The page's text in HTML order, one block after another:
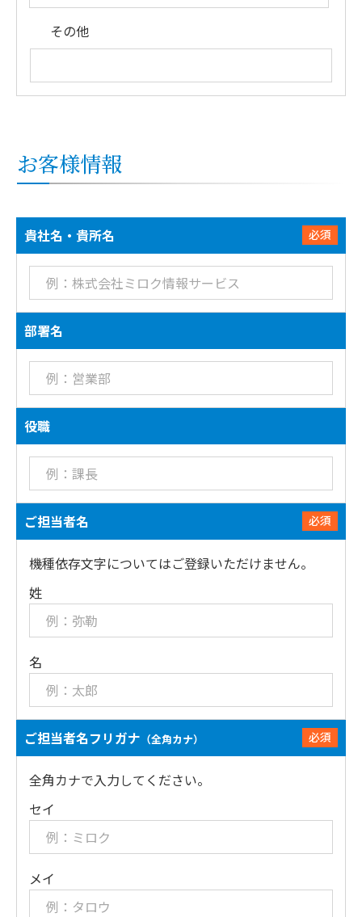
その他
お客様情報
必須
貴社名・貴所名
部署名
役職
必須
ご担当者名
機種依存文字についてはご登録いただけません。
姓
名
必須
ご担当者名フリガナ （全角カナ）
全角カナで入力してください。
セイ
メイ